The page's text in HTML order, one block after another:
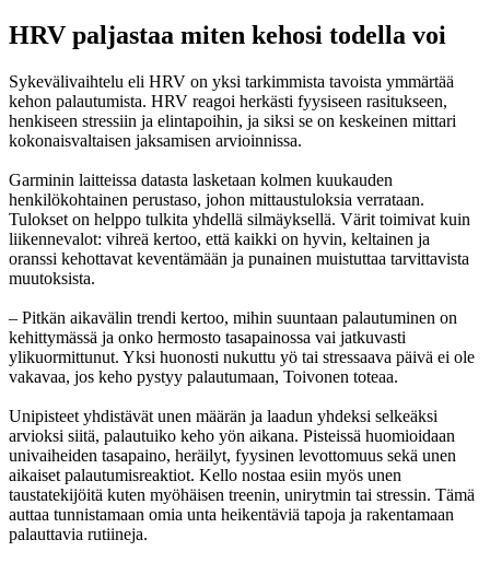
HRV paljastaa miten kehosi todella voi
Sykevälivaihtelu eli HRV on yksi tarkimmista tavoista ymmärtää
kehon palautumista. HRV reagoi herkästi fyysiseen rasitukseen,
henkiseen stressiin ja elintapoihin, ja siksi se on keskeinen mittari
kokonaisvaltaisen jaksamisen arvioinnissa.
Garminin laitteissa datasta lasketaan kolmen kuukauden
henkilökohtainen perustaso, johon mittaustuloksia verrataan.
Tulokset on helppo tulkita yhdellä silmäyksellä. Värit toimivat kuin
liikennevalot: vihreä kertoo, että kaikki on hyvin, keltainen ja
oranssi kehottavat keventämään ja punainen muistuttaa tarvittavista
muutoksista.
– Pitkän aikavälin trendi kertoo, mihin suuntaan palautuminen on
kehittymässä ja onko hermosto tasapainossa vai jatkuvasti
ylikuormittunut. Yksi huonosti nukuttu yö tai stressaava päivä ei ole
vakavaa, jos keho pystyy palautumaan, Toivonen toteaa.
Unipisteet yhdistävät unen määrän ja laadun yhdeksi selkeäksi
arvioksi siitä, palautuiko keho yön aikana. Pisteissä huomioidaan
univaiheiden tasapaino, heräilyt, fyysinen levottomuus sekä unen
aikaiset palautumisreaktiot. Kello nostaa esiin myös unen
taustatekijöitä kuten myöhäisen treenin, unirytmin tai stressin. Tämä
auttaa tunnistamaan omia unta heikentäviä tapoja ja rakentamaan
palauttavia rutiineja.